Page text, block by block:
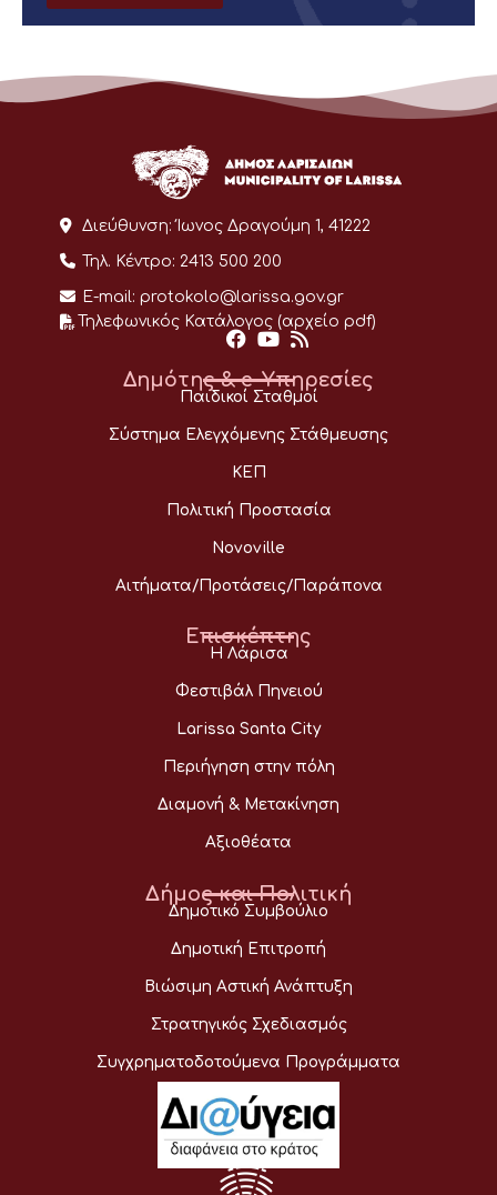
Διεύθυνση: Ίωνος Δραγούμη 1, 41222
Τηλ. Κέντρο: 2413 500 200
E-mail: protokolo@larissa.gov.gr
Τηλεφωνικός Κατάλογος (αρχείο pdf)
Δημότης & e-Υπηρεσίες
Παιδικοί Σταθμοί
Σύστημα Ελεγχόμενης Στάθμευσης
ΚΕΠ
Πολιτική Προστασία
Novoville
Αιτήματα/Προτάσεις/Παράπονα
Επισκέπτης
Η Λάρισα
Φεστιβάλ Πηνειού
Larissa Santa City
Περιήγηση στην πόλη
Διαμονή & Μετακίνηση
Αξιοθέατα
Δήμος και Πολιτική
Δημοτικό Συμβούλιο
Δημοτική Επιτροπή
Βιώσιμη Αστική Ανάπτυξη
Στρατηγικός Σχεδιασμός
Συγχρηματοδοτούμενα Προγράμματα